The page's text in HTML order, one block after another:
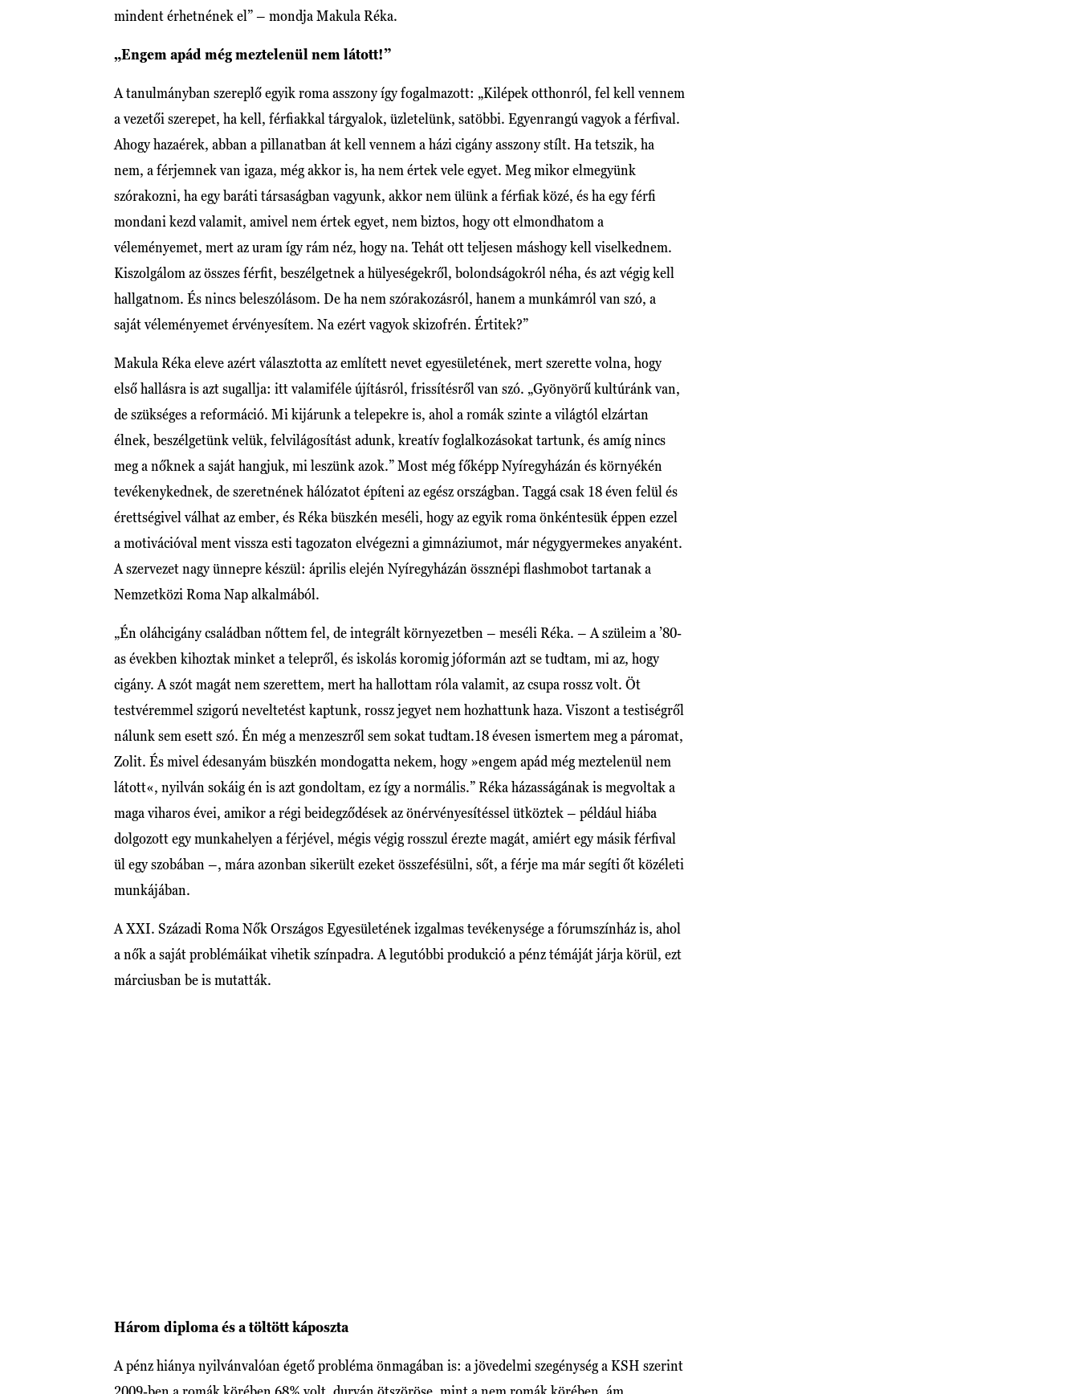
mindent érhetnének el” – mondja Makula Réka.
„Engem apád még meztelenül nem látott!”
A tanulmányban szereplő egyik roma asszony így fogalmazott: „Kilépek otthonról, fel kell vennem
a vezetői szerepet, ha kell, férfiakkal tárgyalok, üzletelünk, satöbbi. Egyenrangú vagyok a férfival.
Ahogy hazaérek, abban a pillanatban át kell vennem a házi cigány asszony stílt. Ha tetszik, ha
nem, a férjemnek van igaza, még akkor is, ha nem értek vele egyet. Meg mikor elmegyünk
szórakozni, ha egy baráti társaságban vagyunk, akkor nem ülünk a férfiak közé, és ha egy férfi
mondani kezd valamit, amivel nem értek egyet, nem biztos, hogy ott elmondhatom a
véleményemet, mert az uram így rám néz, hogy na. Tehát ott teljesen máshogy kell viselkednem.
Kiszolgálom az összes férfit, beszélgetnek a hülyeségekről, bolondságokról néha, és azt végig kell
hallgatnom. És nincs beleszólásom. De ha nem szórakozásról, hanem a munkámról van szó, a
saját véleményemet érvényesítem. Na ezért vagyok skizofrén. Értitek?”
Makula Réka eleve azért választotta az említett nevet egyesületének, mert szerette volna, hogy
első hallásra is azt sugallja: itt valamiféle újításról, frissítésről van szó. „Gyönyörű kultúránk van,
de szükséges a reformáció. Mi kijárunk a telepekre is, ahol a romák szinte a világtól elzártan
élnek, beszélgetünk velük, felvilágosítást adunk, kreatív foglalkozásokat tartunk, és amíg nincs
meg a nőknek a saját hangjuk, mi leszünk azok.” Most még főképp Nyíregyházán és környékén
tevékenykednek, de szeretnének hálózatot építeni az egész országban. Taggá csak 18 éven felül és
érettségivel válhat az ember, és Réka büszkén meséli, hogy az egyik roma önkéntesük éppen ezzel
a motivációval ment vissza esti tagozaton elvégezni a gimnáziumot, már négygyermekes anyaként.
A szervezet nagy ünnepre készül: április elején Nyíregyházán össznépi flashmobot tartanak a
Nemzetközi Roma Nap alkalmából.
„Én oláhcigány családban nőttem fel, de integrált környezetben – meséli Réka. – A szüleim a ’80-
as években kihoztak minket a telepről, és iskolás koromig jóformán azt se tudtam, mi az, hogy
cigány. A szót magát nem szerettem, mert ha hallottam róla valamit, az csupa rossz volt. Öt
testvéremmel szigorú neveltetést kaptunk, rossz jegyet nem hozhattunk haza. Viszont a testiségről
nálunk sem esett szó. Én még a menzeszről sem sokat tudtam.18 évesen ismertem meg a páromat,
Zolit. És mivel édesanyám büszkén mondogatta nekem, hogy »engem apád még meztelenül nem
látott«, nyilván sokáig én is azt gondoltam, ez így a normális.” Réka házasságának is megvoltak a
maga viharos évei, amikor a régi beidegződések az önérvényesítéssel ütköztek – például hiába
dolgozott egy munkahelyen a férjével, mégis végig rosszul érezte magát, amiért egy másik férfival
ül egy szobában –, mára azonban sikerült ezeket összefésülni, sőt, a férje ma már segíti őt közéleti
munkájában.
A XXI. Századi Roma Nők Országos Egyesületének izgalmas tevékenysége a fórumszínház is, ahol
a nők a saját problémáikat vihetik színpadra. A legutóbbi produkció a pénz témáját járja körül, ezt
márciusban be is mutatták.
Három diploma és a töltött káposzta
A pénz hiánya nyilvánvalóan égető probléma önmagában is: a jövedelmi szegénység a KSH szerint